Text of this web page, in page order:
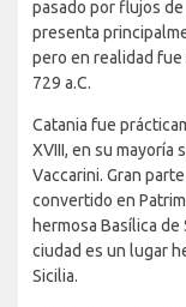
pasado por flujos de
presenta
pero en realidad
729 a.C.
Catania fue
XVIII, en su mayoría
Vaccarini. Gran
convertido en
hermosa Basílica
ciudad es un lugar
Sicilia.